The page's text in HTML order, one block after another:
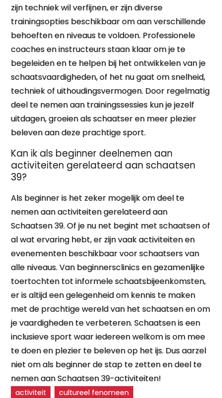
zijn techniek wil verfijnen, er zijn diverse
trainingsopties beschikbaar om aan verschillende
behoeften en niveaus te voldoen. Professionele
coaches en instructeurs staan klaar om je te
begeleiden en te helpen bij het ontwikkelen van je
schaatsvaardigheden, of het nu gaat om snelheid,
techniek of uithoudingsvermogen. Door regelmatig
deel te nemen aan trainingssessies kun je jezelf
uitdagen, groeien als schaatser en meer plezier
beleven aan deze prachtige sport.
Kan ik als beginner deelnemen aan
activiteiten gerelateerd aan schaatsen
39?
Als beginner is het zeker mogelijk om deel te
nemen aan activiteiten gerelateerd aan
Schaatsen 39. Of je nu net begint met schaatsen of
al wat ervaring hebt, er zijn vaak activiteiten en
evenementen beschikbaar voor schaatsers van
alle niveaus. Van beginnersclinics en gezamenlijke
toertochten tot informele schaatsbijeenkomsten,
er is altijd een gelegenheid om kennis te maken
met de prachtige wereld van het schaatsen en om
je vaardigheden te verbeteren. Schaatsen is een
inclusieve sport waar iedereen welkom is om mee
te doen en plezier te beleven op het ijs. Dus aarzel
niet om als beginner de stap te zetten en deel te
nemen aan Schaatsen 39-activiteiten!
activiteit
cultureel fenomeen